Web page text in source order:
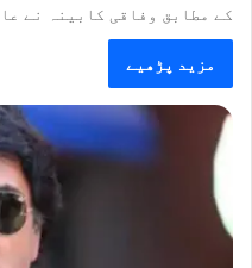
کے مطابق وفاقی کابینہ نے
مزید پڑھیے